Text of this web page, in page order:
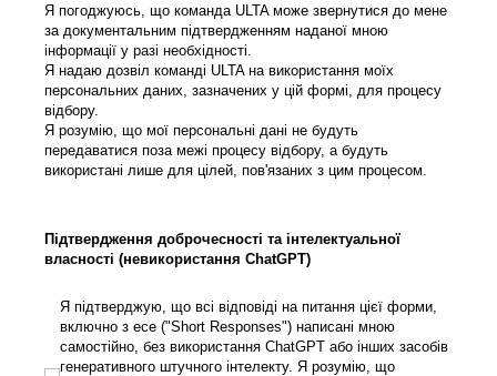
Я погоджуюсь, що команда ULTA може звернутися до мене
за документальним підтвердженням наданої мною
інформації у разі необхідності.
Я надаю дозвіл команді ULTA на використання моїх
персональних даних, зазначених у цій формі, для процесу
відбору.
Я розумію, що мої персональні дані не будуть
передаватися поза межі процесу відбору, а будуть
використані лише для цілей, пов'язаних з цим процесом.
Підтвердження доброчесності та інтелектуальної
власності (невикористання ChatGPT)
Я підтверджую, що всі відповіді на питання цієї форми, включно з
Я підтверджую, що всі відповіді на питання цієї форми,
включно з есе ("Short Responses") написані мною
самостійно, без використання ChatGPT або інших засобів
генеративного штучного інтелекту. Я розумію, що